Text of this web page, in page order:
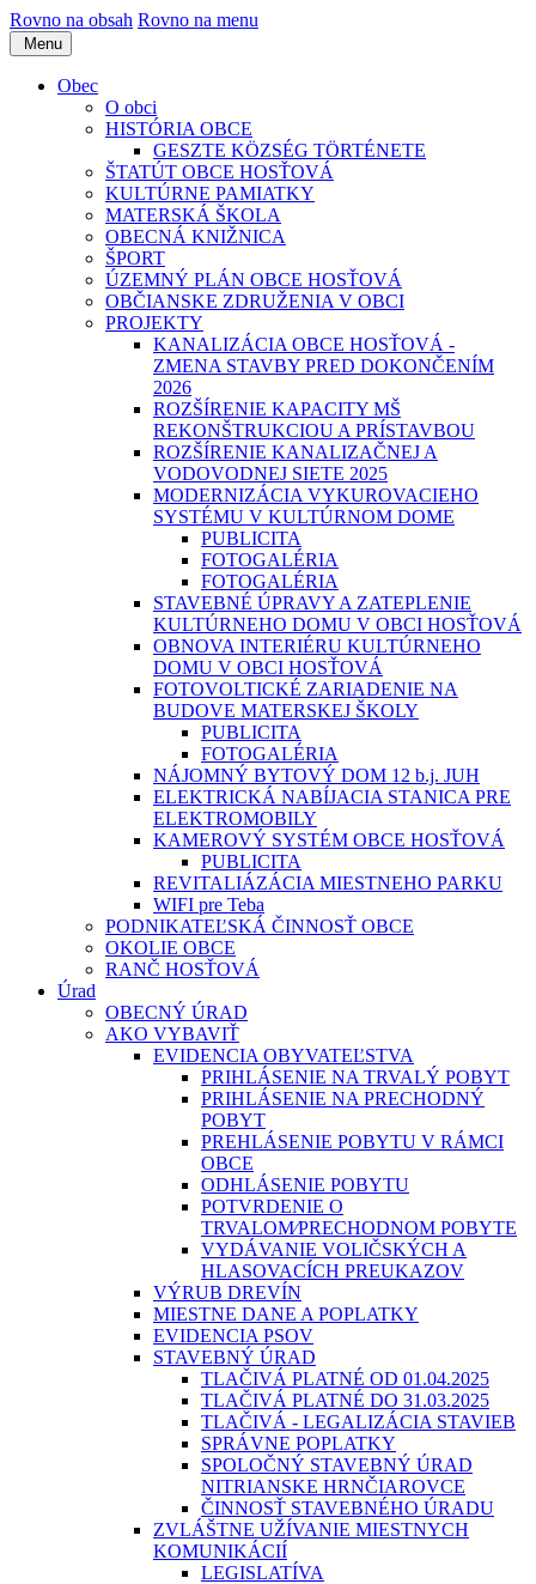
Rovno na obsah Rovno na menu
Menu
Obec
O obci
HISTÓRIA OBCE
GESZTE KÖZSÉG TÖRTÉNETE
ŠTATÚT OBCE HOSŤOVÁ
KULTÚRNE PAMIATKY
MATERSKÁ ŠKOLA
OBECNÁ KNIŽNICA
ŠPORT
ÚZEMNÝ PLÁN OBCE HOSŤOVÁ
OBČIANSKE ZDRUŽENIA V OBCI
PROJEKTY
KANALIZÁCIA OBCE HOSŤOVÁ -
ZMENA STAVBY PRED DOKONČENÍM
2026
ROZŠÍRENIE KAPACITY MŠ
REKONŠTRUKCIOU A PRÍSTAVBOU
ROZŠÍRENIE KANALIZAČNEJ A
VODOVODNEJ SIETE 2025
MODERNIZÁCIA VYKUROVACIEHO
SYSTÉMU V KULTÚRNOM DOME
PUBLICITA
FOTOGALÉRIA
FOTOGALÉRIA
STAVEBNÉ ÚPRAVY A ZATEPLENIE
KULTÚRNEHO DOMU V OBCI HOSŤOVÁ
OBNOVA INTERIÉRU KULTÚRNEHO
DOMU V OBCI HOSŤOVÁ
FOTOVOLTICKÉ ZARIADENIE NA
BUDOVE MATERSKEJ ŠKOLY
PUBLICITA
FOTOGALÉRIA
NÁJOMNÝ BYTOVÝ DOM 12 b.j. JUH
ELEKTRICKÁ NABÍJACIA STANICA PRE
ELEKTROMOBILY
KAMEROVÝ SYSTÉM OBCE HOSŤOVÁ
PUBLICITA
REVITALIÁZÁCIA MIESTNEHO PARKU
WIFI pre Teba
PODNIKATEĽSKÁ ČINNOSŤ OBCE
OKOLIE OBCE
RANČ HOSŤOVÁ
Úrad
OBECNÝ ÚRAD
AKO VYBAVIŤ
EVIDENCIA OBYVATEĽSTVA
PRIHLÁSENIE NA TRVALÝ POBYT
PRIHLÁSENIE NA PRECHODNÝ
POBYT
PREHLÁSENIE POBYTU V RÁMCI
OBCE
ODHLÁSENIE POBYTU
POTVRDENIE O
TRVALOM⁄PRECHODNOM POBYTE
VYDÁVANIE VOLIČSKÝCH A
HLASOVACÍCH PREUKAZOV
VÝRUB DREVÍN
MIESTNE DANE A POPLATKY
EVIDENCIA PSOV
STAVEBNÝ ÚRAD
TLAČIVÁ PLATNÉ OD 01.04.2025
TLAČIVÁ PLATNÉ DO 31.03.2025
TLAČIVÁ - LEGALIZÁCIA STAVIEB
SPRÁVNE POPLATKY
SPOLOČNÝ STAVEBNÝ ÚRAD
NITRIANSKE HRNČIAROVCE
ČINNOSŤ STAVEBNÉHO ÚRADU
ZVLÁŠTNE UŽÍVANIE MIESTNYCH
KOMUNIKÁCIÍ
LEGISLATÍVA